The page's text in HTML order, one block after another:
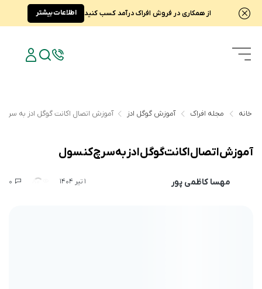
از همکاری در فروش افراک درآمد کسب کنید اطلاعات بیشتر
خانه مجله افراک آموزش گوگل ادز آموزش اتصال اکانت گوگل ادز به
آموزش اتصال اکانت گوگل ادز به سرچ کنسول
مهسا کاظمی پور 1 تیر 1404 80